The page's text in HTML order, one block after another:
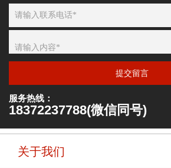
提交留言
服务热线：
18372237788(微信同号)
关于我们